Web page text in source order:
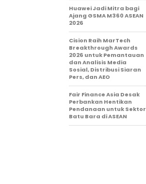
Huawei Jadi Mitra bagi
Ajang GSMA M360 ASEAN
2026
Cision Raih MarTech
Breakthrough Awards
2026 untuk Pemantauan
dan Analisis Media
Sosial, Distribusi Siaran
Pers, dan AEO
Fair Finance Asia Desak
Perbankan Hentikan
Pendanaan untuk Sektor
Batu Bara di ASEAN